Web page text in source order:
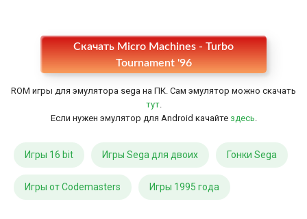
Скачать Micro Machines - Turbo
Tournament '96
ROM игры для эмулятора sega на ПК. Сам эмулятор можно скачать
тут.
Если нужен эмулятор для Android качайте здесь.
Игры 16 bit Игры Sega для двоих Гонки Sega
Игры от Codemasters Игры 1995 года